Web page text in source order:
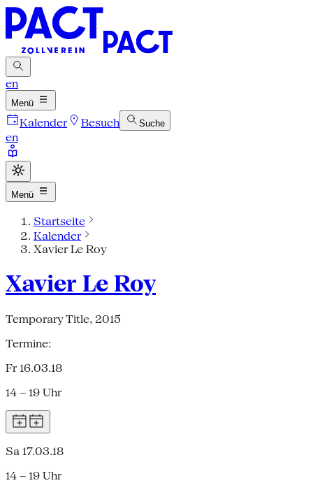
en
Menü
Kalender Besuch Suche
en
Menü
Startseite
Kalender
Xavier Le Roy
Xavier Le Roy
Temporary Title, 2015
Termine:
Fr 16.03.18
14 – 19 Uhr
Sa 17.03.18
14 – 19 Uhr